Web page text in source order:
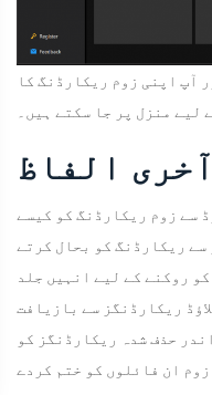
آپ اپنی زوم ریکارڈنگ کا
لیے منزل پر جا سکتے ہیں۔
آخری الفاظ
سے زوم ریکارڈنگ کو کیسے
ریکارڈنگ کو بحال کرتے
روکنے کے لیے انہیں جلد
ریکارڈنگز سے بازیافت
ہے تو، 30 دن کے اندر حذف شدہ ریکارڈنگز کو
ان فائلوں کو ختم کردے